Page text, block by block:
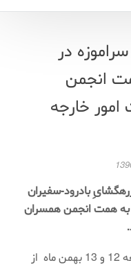
در
انجمن
امور خارجه
بادرود-سفیران
به همت انجمن همسران
این بازارچه در روزهای پنجشنبه و جمعه 12 و 13 بهمن ماه از